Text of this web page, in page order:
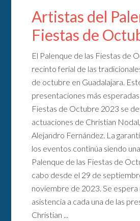
Artistas del
Fiestas de
El Palenque de las Fiestas de
recinto ferial de las
de octubre en Guadalajara.
presentaciones más
Fiestas de Octubre 2023 se
actuaciones de Christian
Alejandro Fernández. La
los eventos continúa siendo
Palenque de las Fiestas de
cabo desde el 29 de
noviembre de 2023. Se espera
asistencia a cada una de las
Christian ...